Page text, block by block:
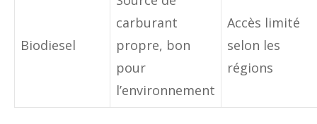
Biodiesel
carburant
propre, bon
pour
l’environnement
Accès limité
selon les
régions